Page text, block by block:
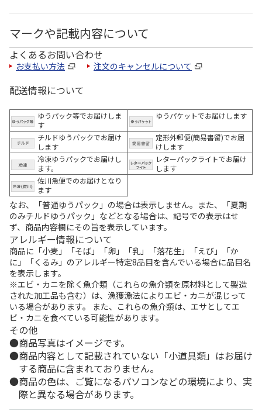
マークや記載内容について
よくあるお問い合わせ
お支払い方法 注文のキャンセルについて
配送情報について
ゆうパック等でお届けしま
す
ゆうパケットでお届けします
チルドゆうパックでお届け
します
定形外郵便(簡易書留)でお届
けします
冷凍ゆうパックでお届けし
ます。
レターパックライトでお届け
します
佐川急便でのお届けとなり
ます
なお、「普通ゆうパック」の場合は表示しません。また、「夏期
のみチルドゆうパック」などとなる場合は、記号での表示はせ
ず、商品内容欄にその旨を表示しています。
アレルギー情報について
商品に「小麦」「そば」「卵」「乳」「落花生」「えび」「か
に」「くるみ」のアレルギー特定8品目を含んでいる場合に品目名
を表示します。
※エビ・カニを除く魚介類（これらの魚介類を原材料として製造
された加工品も含む）は、漁獲漁法によりエビ・カニが混じって
いる場合があります。 また、これらの魚介類は、エサとしてエ
ビ・カニを食べている可能性があります。
その他
商品写真はイメージです。
商品内容として記載されていない「小道具類」はお届け
する商品に含まれておりません。
商品の色は、ご覧になるパソコンなどの環境により、実
際と異なる場合があります。